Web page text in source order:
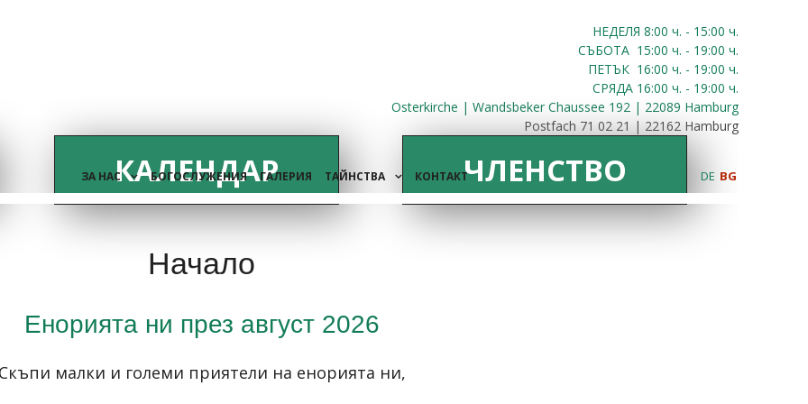
НЕДЕЛЯ 8:00 ч. - 15:00 ч.
СЪБОТА 15:00 ч. - 19:00 ч.
ПЕТЪК 16:00 ч. - 19:00 ч.
СРЯДА 16:00 ч. - 19:00 ч.
Osterkirche | Wandsbeker Chaussee 192 | 22089 Hamburg
Postfach 71 02 21 | 22162 Hamburg
ЗА НАС БОГОСЛУЖЕНИЯ ГАЛЕРИЯ ТАЙНСТВА КОНТАКТ DE BG
КАЛЕНДАР ЧЛЕНСТВО
Начало
Енорията ни през август 2026
малки и големи приятели на енорията ни,